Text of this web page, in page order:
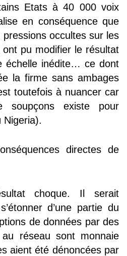
Etats à 40 000 voix
en conséquence que
occultes sur les
pu modifier le résultat
échelle inédite… ce dont
la firme sans ambages
toutefois à nuancer car
soupçons existe pour
Nigeria).
directes de
choque. Il serait
d’une partie du
de données par des
réseau sont monnaie
aient été dénoncées par